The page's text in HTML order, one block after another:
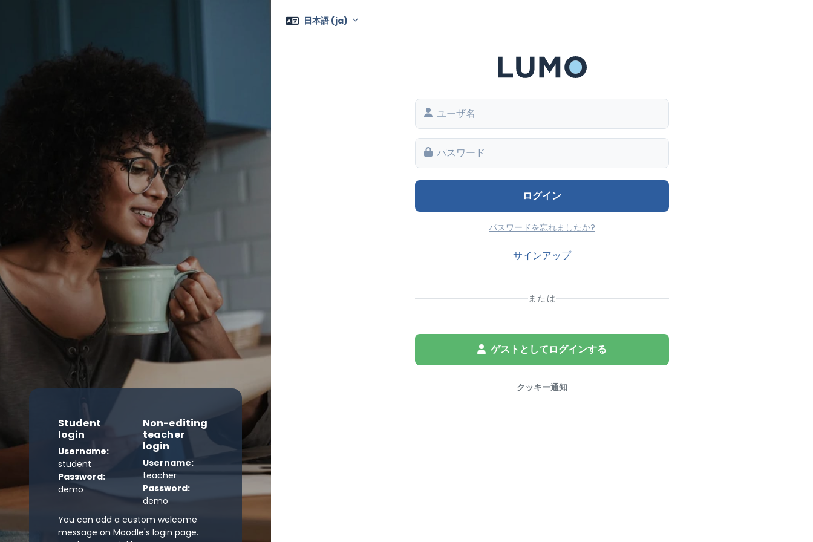
日本語 ‎(ja)‎
ログイン
パスワードを忘れましたか?
サインアップ
または
ゲストとしてログインする
クッキー通知
Student
login
Username:
student
Password:
demo
Non-editing
teacher
login
Username:
teacher
Password:
demo
You can add a custom welcome
message on Moodle's login page.